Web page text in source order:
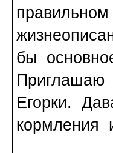
бы
Приглашаю
Егорки.
кормления